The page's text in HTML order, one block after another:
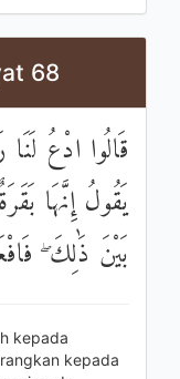
68
قَالُوا ادْعُ
يَقُولُ إِنَّهَا
بَيْنَ ذَٰلِكَ
kepada
kepada